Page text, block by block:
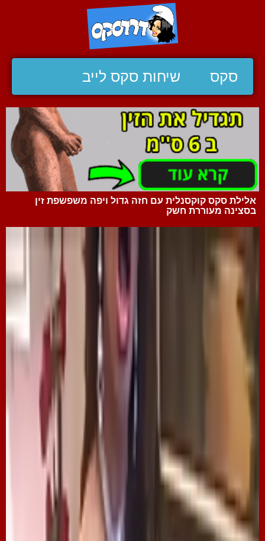
סקס שיחות סקס לייב
אלילת סקס קוקסנלית עם חזה גדול ויפה משפשפת זין
בסצינה מעוררת חשק